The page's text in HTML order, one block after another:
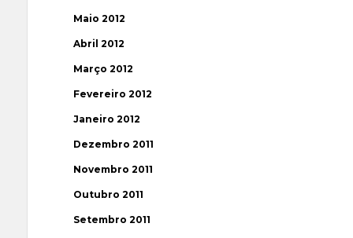
Maio 2012
Abril 2012
Março 2012
Fevereiro 2012
Janeiro 2012
Dezembro 2011
Novembro 2011
Outubro 2011
Setembro 2011